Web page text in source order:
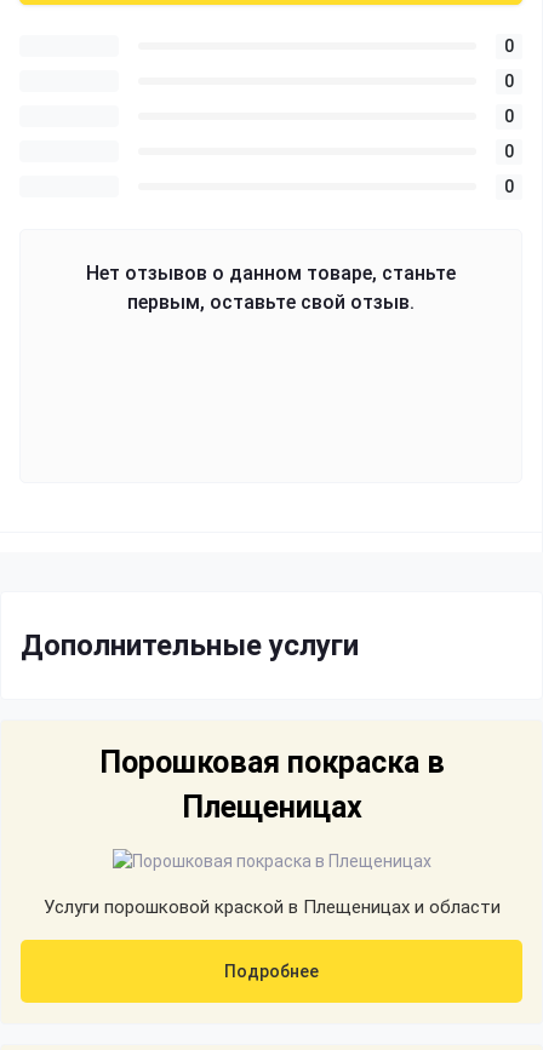
0
0
0
0
0
Нет отзывов о данном товаре, станьте
первым, оставьте свой отзыв.
Дополнительные услуги
Порошковая покраска в
Плещеницах
Услуги порошковой краской в Плещеницах и области
Подробнее